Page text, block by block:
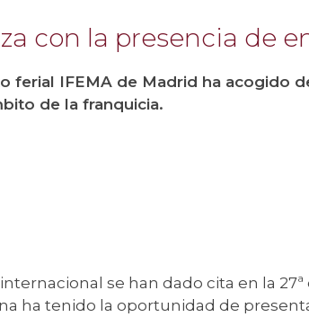
con la presencia de
ferial IFEMA de Madrid ha acogido
de la franquicia.
se han dado cita en la
ha tenido la oportunidad de